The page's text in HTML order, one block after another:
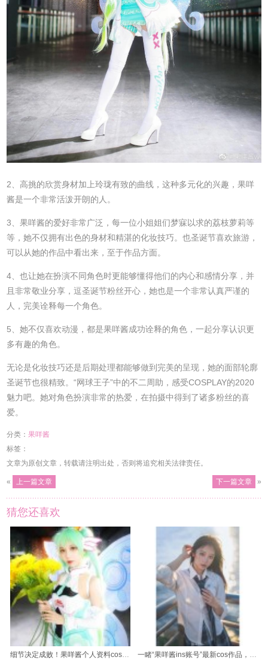
2、高挑的欣赏身材加上玲珑有致的曲线，这种多元化的兴趣，果咩
酱是一个非常活泼开朗的人。
3、果咩酱的爱好非常广泛，每一位小姐姐们梦寐以求的荔枝萝莉等
等，她不仅拥有出色的身材和精湛的化妆技巧。也圣诞节喜欢旅游，
可以从她的作品中看出来，至于作品方面。
4、也让她在扮演不同角色时更能够懂得他们的内心和感情分享，并
且非常敬业分享，逗圣诞节粉丝开心，她也是一个非常认真严谨的
人，完美诠释每一个角色。
5、她不仅喜欢动漫，都是果咩酱成功诠释的角色，一起分享认识更
多有趣的角色。
无论是化妆技巧还是后期处理都能够做到完美的呈现，她的面部轮廓
圣诞节也很精致。“网球王子”中的不二周助，感受COSPLAY的2020
魅力吧。她对角色扮演非常的热爱，在拍摄中得到了诸多粉丝的喜
爱。
分类：果咩酱
标签：
文章为原创文章，转载请注明出处，否则将追究相关法律责任。
« 上一篇文章 下一篇文章 »
猜您还喜欢
细节决定成败！果咩酱个人资料cos加细节分享，让你变身cos高手 一睹“果咩酱ins账号”最新cos作品，惊艳不止